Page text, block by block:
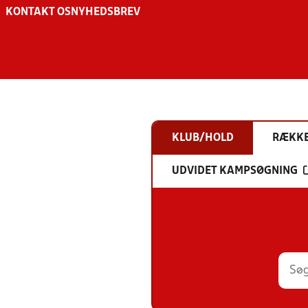
KONTAKT OS NYHEDSBREV
KLUB/HOLD
UDVIDET KAMPSØGNING